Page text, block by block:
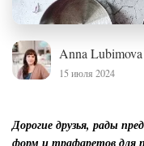
Anna Lubimova
15 июля 2024
Дорогие друзья, рады
форм и трафаретов для